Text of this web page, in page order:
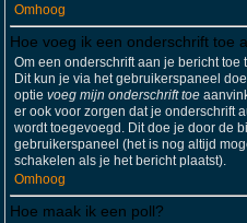
Omhoog
Hoe voeg ik een onderschrift toe
Om een onderschrift aan je bericht
Dit kun je via het gebruikerspaneel
optie voeg mijn onderschrift toe
er ook voor zorgen dat je onderschrift
wordt toegevoegd. Dit doe je door de
gebruikerspaneel (het is nog altijd
schakelen als je het bericht plaatst).
Omhoog
Hoe maak ik een poll?